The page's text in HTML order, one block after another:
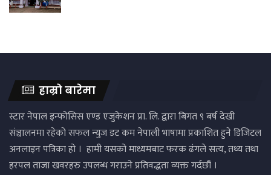
हाम्रो बारेमा
स्टार नेपाल इन्फोसिस एण्ड एजुकेशन प्रा. लि. द्वारा बिगत ९ बर्ष देखी
संञ्चालनमा रहेको सफल न्युज डट कम नेपाली भाषामा प्रकाशित हुने डिजिटल
अनलाइन पत्रिका हो । हामी यसको माध्यमबाट फरक ढंगले सत्य, तथ्य तथा
हरपल ताजा खवरहरु उपलब्ध गराउने प्रतिवद्धता व्यक्त गर्दछौं ।